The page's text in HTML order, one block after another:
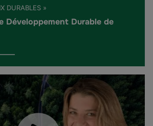
DURABLES »
Développement Durable de